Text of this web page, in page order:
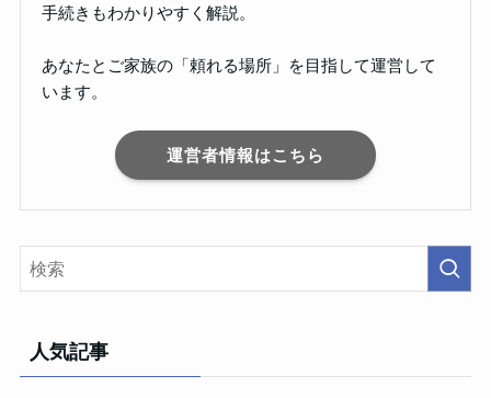
手続きもわかりやすく解説。
あなたとご家族の「頼れる場所」を目指して運営して
います。
運営者情報はこちら
人気記事